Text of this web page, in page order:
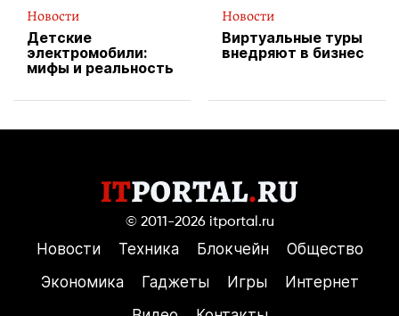
Новости
Детские
электромобили:
мифы и реальность
Новости
Виртуальные туры
внедряют в бизнес
© 2011-2026 itportal.ru
Новости Техника Блокчейн
Общество
Экономика
Гаджеты Игры
Интернет